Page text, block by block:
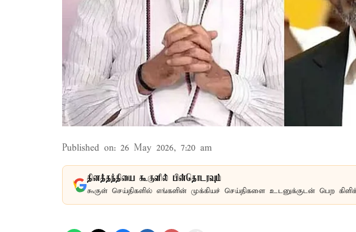
Published on: 26 May 2026, 7:20 am
தினத்தந்தியை கூகுளில் பின்தொடரவும்
கூகுள் செய்திகளில் எங்களின் முக்கியச் செய்திகளை உடனுக்குடன் பெற